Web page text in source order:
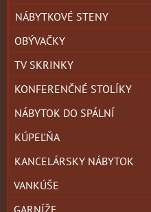
NÁBYTKOVÉ STENY
OBÝVAČKY
TV SKRINKY
KONFERENČNÉ STOLÍKY
NÁBYTOK DO SPÁLNÍ
KÚPEĽŇA
KANCELÁRSKY NÁBYTOK
VANKÚŠE
GARNÍŽE